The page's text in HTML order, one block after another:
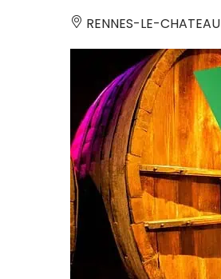
RENNES-LE-CHATEAU